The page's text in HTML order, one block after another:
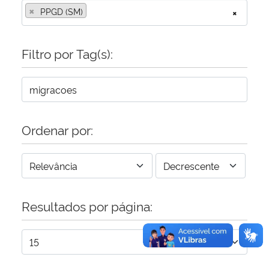
Controladoria-Geral da União
Secretaria-Geral
Gabinete de Segurança Institucional
Advocacia-Geral da União
Banco Central do Brasil
Planalto
×
× PPGD (SM)
Filtro por Tag(s):
Ordenar por:
Resultados por página: